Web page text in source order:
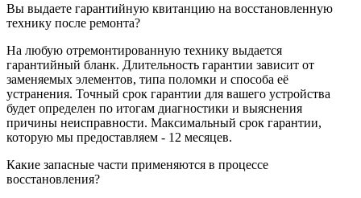
Вы выдаете гарантийную квитанцию на восстановленную
технику после ремонта?
На любую отремонтированную технику выдается
гарантийный бланк. Длительность гарантии зависит от
заменяемых элементов, типа поломки и способа её
устранения. Точный срок гарантии для вашего устройства
будет определен по итогам диагностики и выяснения
причины неисправности. Максимальный срок гарантии,
которую мы предоставляем - 12 месяцев.
Какие запасные части применяются в процессе
восстановления?